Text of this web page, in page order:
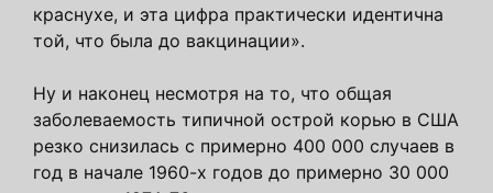
краснухе, и эта цифра практически идентична
той, что была до вакцинации».
Ну и наконец несмотря на то, что общая
заболеваемость типичной острой корью в США
резко снизилась с примерно 400 000 случаев в
год в начале 1960-х годов до примерно 30 000